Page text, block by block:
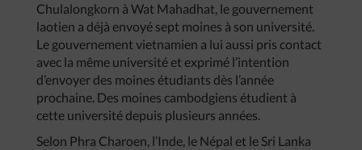
Chulalongkorn à Wat Mahadhat, le gouvernement
laotien a déjà envoyé sept moines à son université.
Le gouvernement vietnamien a lui aussi pris contact
avec la même université et exprimé l’intention
d’envoyer des moines étudiants dès l’année
prochaine. Des moines cambodgiens étudient à
cette université depuis plusieurs années.
Selon Phra Charoen, l’Inde, le Népal et le Sri Lanka